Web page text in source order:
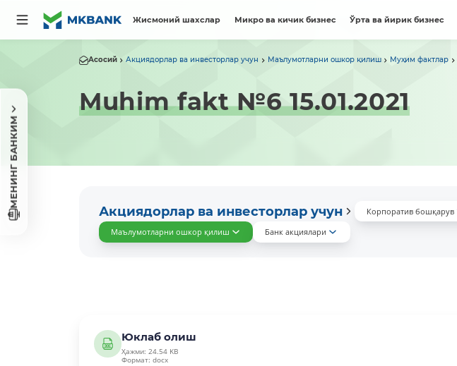
Жисмоний шахслар Микро ва кичик бизнес Ўрта ва йирик бизнес
МЕНИНГ БАНКИМ
Асосий Акциядорлар ва инвесторлар учун Маълумотларни ошкор қилиш Муҳим фактлар
Muhim fakt №6 15.01.2021
Акциядорлар ва инвесторлар учун Корпоратив бошқарув
Маълумотларни ошкор қилиш
Банк акциялари
Юклаб олиш
Ҳажми: 24.54 KB
Формат: docx